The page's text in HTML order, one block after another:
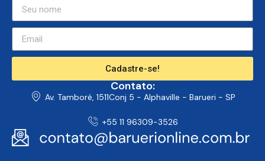
Cadastre-se!
Contato:
Av. Tamboré, 1511Conj 5 - Alphaville - Barueri - SP
+55 11 96309-3526